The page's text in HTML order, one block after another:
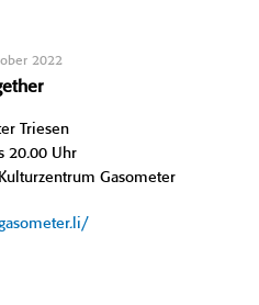
2022
Triesen
20.00 Uhr
Gasometer